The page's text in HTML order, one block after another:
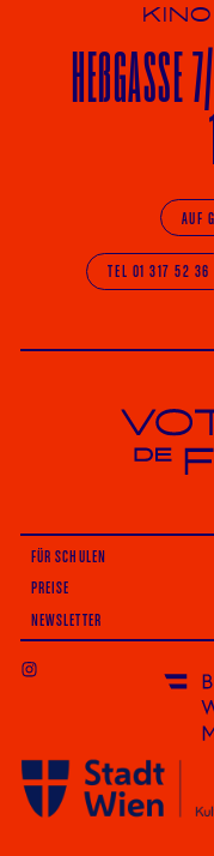
HEßGASSE 7
AUF
TEL 01 317 52 36
Votiv Kino
FÜR SCHULEN
PREISE
NEWSLETTER